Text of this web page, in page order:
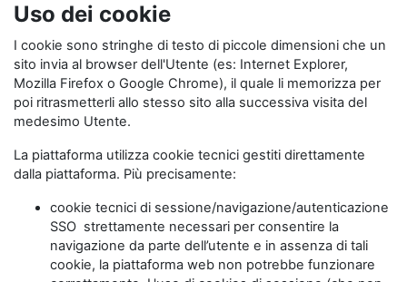
Uso dei cookie
I cookie sono stringhe di testo di piccole dimensioni che un
sito invia al browser dell'Utente (es: Internet Explorer,
Mozilla Firefox o Google Chrome), il quale li memorizza per
poi ritrasmetterli allo stesso sito alla successiva visita del
medesimo Utente.
La piattaforma utilizza cookie tecnici gestiti direttamente
dalla piattaforma. Più precisamente:
cookie tecnici di sessione/navigazione/autenticazione
SSO strettamente necessari per consentire la
navigazione da parte dell’utente e in assenza di tali
cookie, la piattaforma web non potrebbe funzionare